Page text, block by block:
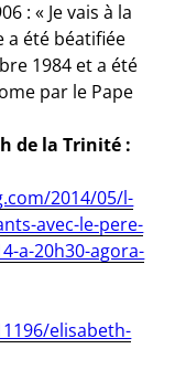
: « Je vais à la
a été béatiﬁée
1984 et a été
par le Pape
de la Trinité :
2014/05/l-
avec-le-pere-
a-20h30-agora-
elisabeth-